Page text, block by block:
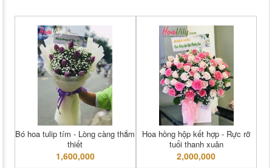
Bó hoa tulip tím - Lòng càng thắm
thiết
1,600,000
Hoa hồng hộp kết hợp - Rực rỡ
tuổi thanh xuân
2,000,000